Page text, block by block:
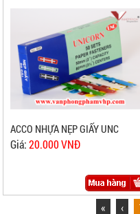
ACCO NHỰA NẸP GIẤY UNC
Giá:20.000 VNĐ
« ‹